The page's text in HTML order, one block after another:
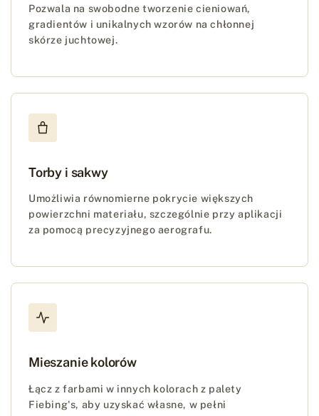
Pozwala na swobodne tworzenie cieniowań,
gradientów i unikalnych wzorów na chłonnej
skórze juchtowej.
Torby i sakwy
Umożliwia równomierne pokrycie większych
powierzchni materiału, szczególnie przy aplikacji
za pomocą precyzyjnego aerografu.
Mieszanie kolorów
Łącz z farbami w innych kolorach z palety
Fiebing's, aby uzyskać własne, w pełni